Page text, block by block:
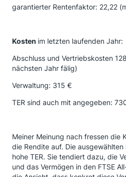
garantierter Rentenfaktor: 22,22
Kosten im letzten laufenden Jahr:
Abschluss und Vertriebskosten
nächsten Jahr fälig)
Verwaltung: 315 €
TER sind auch mit angegeben:
Meiner Meinung nach fressen die
die Rendite auf. Die
hohe TER. Sie tendiert dazu, die
und das Vermögen in den FTSE